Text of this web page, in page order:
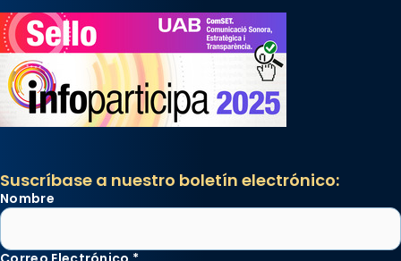
Suscríbase a nuestro boletín electrónico:
Nombre